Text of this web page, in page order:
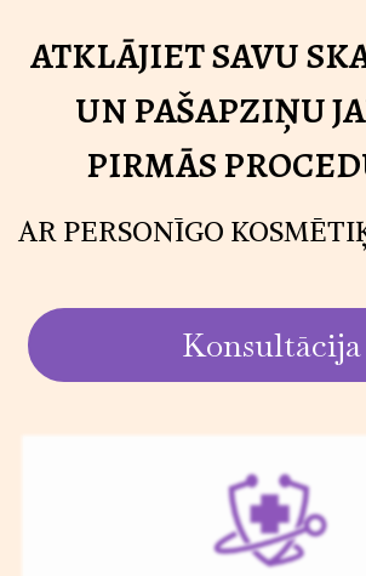
ATKLĀJIET SAVU
UN PAŠAPZIŅU
PIRMĀS
AR PERSONĪGO
Konsultācija